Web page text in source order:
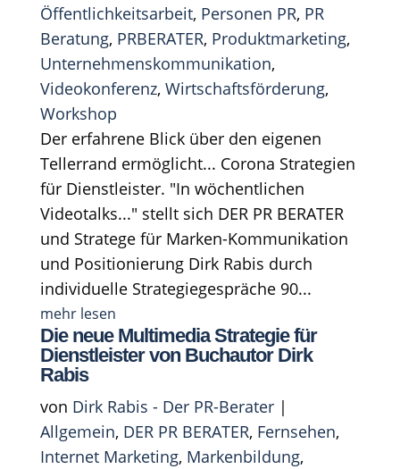
Öffentlichkeitsarbeit, Personen PR, PR
Beratung, PRBERATER, Produktmarketing,
Unternehmenskommunikation,
Videokonferenz, Wirtschaftsförderung,
Workshop
Der erfahrene Blick über den eigenen
Tellerrand ermöglicht... Corona Strategien
für Dienstleister. "In wöchentlichen
Videotalks..." stellt sich DER PR BERATER
und Stratege für Marken-Kommunikation
und Positionierung Dirk Rabis durch
individuelle Strategiegespräche 90...
mehr lesen
Die neue Multimedia Strategie für
Dienstleister von Buchautor Dirk
Rabis
von Dirk Rabis - Der PR-Berater|
Allgemein, DER PR BERATER, Fernsehen,
Internet Marketing, Markenbildung,